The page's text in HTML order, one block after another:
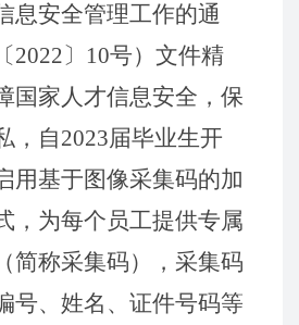
息安全管理工作的通
2022〕 10号）文件精
国家人才信息安全，保
，自2023届毕业生开
用基于图像采集码的加
，为每个员工提供专属
简称采集码），采集码
号、姓名、证件号码等